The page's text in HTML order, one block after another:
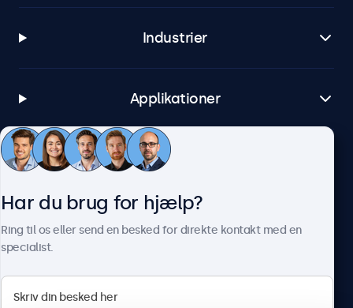
Industrier
Applikationer
Kundeservice
Har du brug for hjælp?
Ring til os eller send en besked for direkte kontakt med en
specialist.